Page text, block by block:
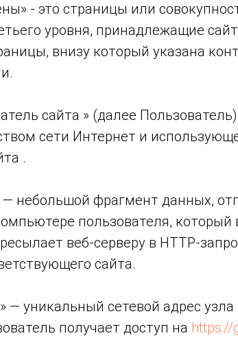
- это страницы или
уровня, принадлежащие
внизу который указана
сайта » (далее
сети Интернет и
.
— небольшой фрагмент данных,
пользователя, который
веб-серверу в HTTP-
сайта.
— уникальный сетевой адрес
получает доступ на https://